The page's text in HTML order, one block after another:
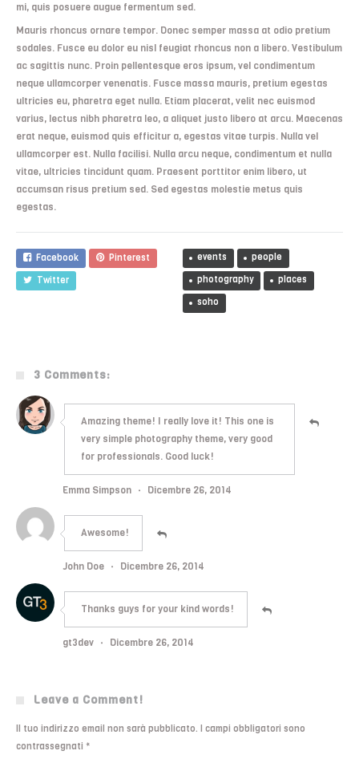
mi, quis posuere augue fermentum sed.
Mauris rhoncus ornare tempor. Donec semper massa at odio pretium
sodales. Fusce eu dolor eu nisl feugiat rhoncus non a libero. Vestibulum
ac sagittis nunc. Proin pellentesque eros ipsum, vel condimentum
neque ullamcorper venenatis. Fusce massa mauris, pretium egestas
ultricies eu, pharetra eget nulla. Etiam placerat, velit nec euismod
varius, lectus nibh pharetra leo, a aliquet justo libero at arcu. Maecenas
erat neque, euismod quis efficitur a, egestas vitae turpis. Nulla vel
ullamcorper est. Nulla facilisi. Nulla arcu neque, condimentum et nulla
vitae, ultricies tincidunt quam. Praesent porttitor enim libero, ut
accumsan risus pretium sed. Sed egestas molestie metus quis
egestas.
Facebook
Pinterest
Twitter
events
people
photography
places
soho
3 Comments:
Amazing theme! I really love it! This one is
very simple photography theme, very good
for professionals. Good luck!
Emma Simpson · Dicembre 26, 2014
Awesome!
John Doe · Dicembre 26, 2014
Thanks guys for your kind words!
gt3dev · Dicembre 26, 2014
Leave a Comment!
Il tuo indirizzo email non sarà pubblicato. I campi obbligatori sono
contrassegnati *